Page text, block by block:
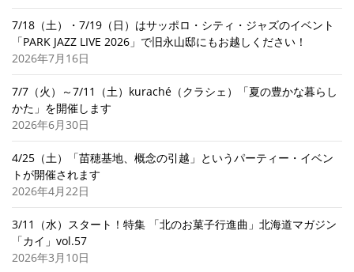
7/18（土）・7/19（日）はサッポロ・シティ・ジャズのイベント
「PARK JAZZ LIVE 2026」で旧永山邸にもお越しください！
2026年7月16日
7/7（火）～7/11（土）kuraché（クラシェ）「夏の豊かな暮らし
かた」を開催します
2026年6月30日
4/25（土）「苗穂基地、概念の引越」というパーティー・イベン
トが開催されます
2026年4月22日
3/11（水）スタート！特集 「北のお菓子行進曲」北海道マガジン
「カイ」vol.57
2026年3月10日